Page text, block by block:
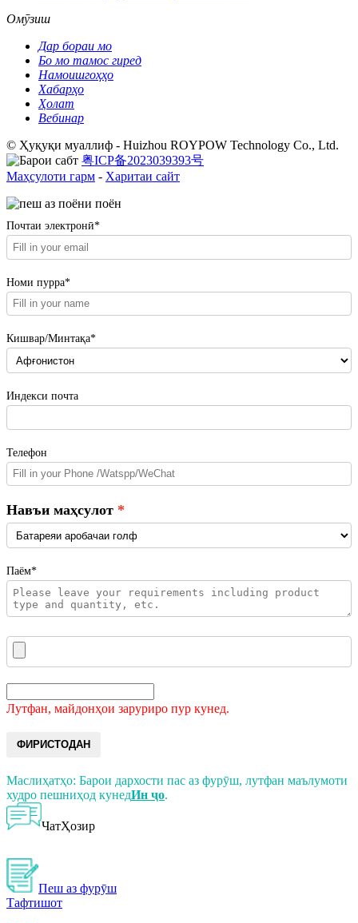
Омӯзиш
Дар бораи мо
Бо мо тамос гиред
Намоишгоҳҳо
Хабарҳо
Ҳолат
Вебинар
© Ҳуқуқи муаллиф - Huizhou ROYPOW Technology Co., Ltd.
粤ICP备2023039393号
Маҳсулоти гарм - Харитаи сайт
Почтаи электронӣ*
Номи пурра*
Кишвар/Минтақа*
Индекси почта
Телефон
Навъи маҳсулот
Паём*
Лутфан, майдонҳои заруриро пур кунед.
ФИРИСТОДАН
Маслиҳатҳо: Барои дархости пас аз фурӯш, лутфан маълумоти
худро пешниҳод кунедИн ҷо.
ЧатҲозир
Пеш аз фурӯш
Тафтишот